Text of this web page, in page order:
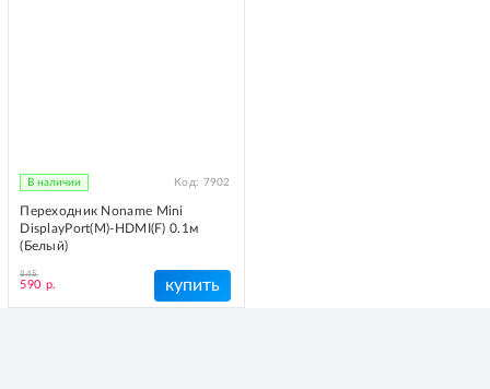
В наличии Код: 7902
Переходник Noname Mini
DisplayPort(M)-HDMI(F) 0.1м
(Белый)
845
590 р. купить